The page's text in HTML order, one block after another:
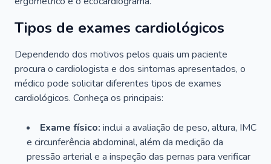
Tipos de exames cardiológicos
Dependendo dos motivos pelos quais um paciente
procura o cardiologista e dos sintomas apresentados, o
médico pode solicitar diferentes tipos de exames
cardiológicos. Conheça os principais:
Exame físico: inclui a avaliação de peso, altura, IMC
e circunferência abdominal, além da medição da
pressão arterial e a inspeção das pernas para verificar